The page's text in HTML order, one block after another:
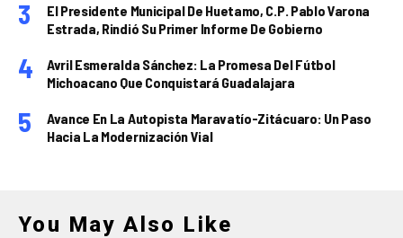
El Presidente Municipal De Huetamo, C.P. Pablo Varona
Estrada, Rindió Su Primer Informe De Gobierno
Avril Esmeralda Sánchez: La Promesa Del Fútbol
Michoacano Que Conquistará Guadalajara
Avance En La Autopista Maravatío-Zitácuaro: Un Paso
Hacia La Modernización Vial
You May Also Like